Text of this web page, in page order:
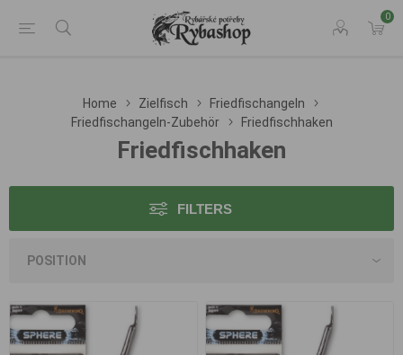
0
Home Zielfisch
Friedfischangeln
Friedfischangeln-Zubehör
Friedfischhaken
Friedfischhaken
FILTERS